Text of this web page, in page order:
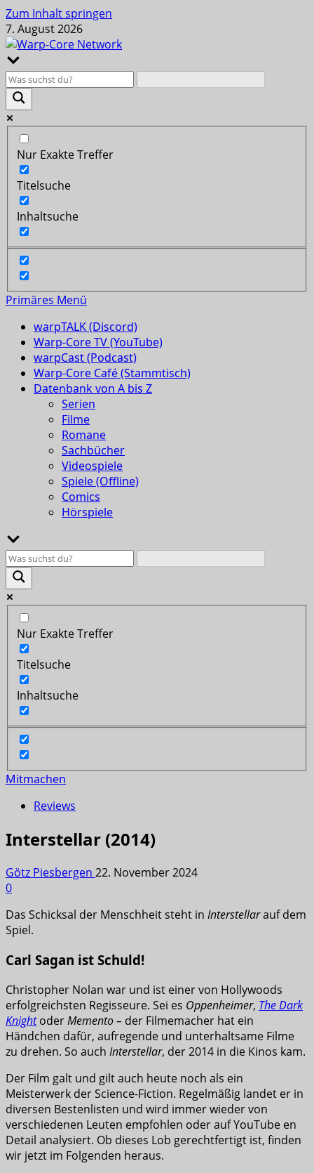
Zum Inhalt springen
7. August 2026
Nur Exakte Treffer
Titelsuche
Inhaltsuche
Primäres Menü
warpTALK (Discord)
Warp-Core TV (YouTube)
warpCast (Podcast)
Warp-Core Café (Stammtisch)
Datenbank von A bis Z
Serien
Filme
Romane
Sachbücher
Videospiele
Spiele (Offline)
Comics
Hörspiele
Nur Exakte Treffer
Titelsuche
Inhaltsuche
Mitmachen
Reviews
Interstellar (2014)
Götz Piesbergen 22. November 2024
0
Das Schicksal der Menschheit steht in Interstellarauf dem
Spiel.
Carl Sagan ist Schuld!
Christopher Nolan war und ist einer von Hollywoods
erfolgreichsten Regisseure. Sei es Oppenheimer, The Dark
KnightoderMemento – der Filmemacher hat ein
Händchen dafür, aufregende und unterhaltsame Filme
zu drehen. So auch Interstellar, der 2014 in die Kinos kam.
Der Film galt und gilt auch heute noch als ein
Meisterwerk der Science-Fiction. Regelmäßig landet er in
diversen Bestenlisten und wird immer wieder von
verschiedenen Leuten empfohlen oder auf YouTube en
Detail analysiert. Ob dieses Lob gerechtfertigt ist, finden
wir jetzt im Folgenden heraus.